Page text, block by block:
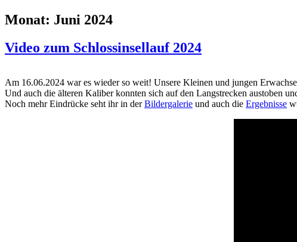
Monat: Juni 2024
Video zum Schlossinsellauf 2024
Am 16.06.2024 war es wieder so weit! Unsere Kleinen und jungen
Und auch die älteren Kaliber konnten sich auf den Langstrecken austoben
Noch mehr Eindrücke seht ihr in derBildergalerie und auch die Ergebnisse